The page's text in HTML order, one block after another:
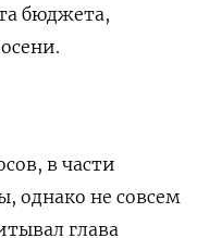
бюджета,
в части
однако не совсем
глава